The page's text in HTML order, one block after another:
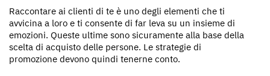
Raccontare ai clienti di te è uno degli elementi che ti
avvicina a loro e ti consente di far leva su un insieme di
emozioni. Queste ultime sono sicuramente alla base della
scelta di acquisto delle persone. Le strategie di
promozione devono quindi tenerne conto.